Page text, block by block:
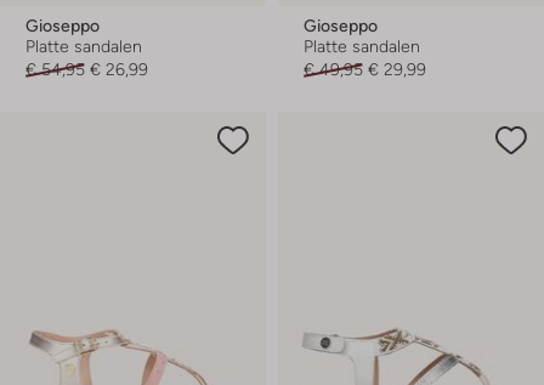
Gioseppo
Platte sandalen
€ 54,95 € 26,99
Gioseppo
Platte sandalen
€ 49,95 € 29,99